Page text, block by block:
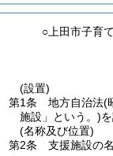
○上田市子育
(設置)
第1条
地方自治法(
施設」という。)
(名称及び位置)
第2条
支援施設の